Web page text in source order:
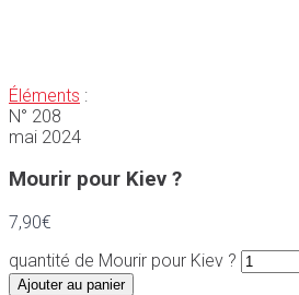
Éléments :
N° 208
mai 2024
Mourir pour Kiev ?
7,90€
quantité de Mourir pour Kiev ?
Ajouter au panier